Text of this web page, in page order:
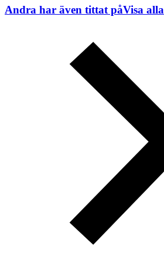
Andra har även tittat påVisa alla